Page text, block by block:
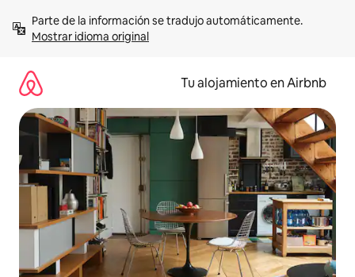
contenidoMostrar idioma original
Tu alojamiento en Airbnb